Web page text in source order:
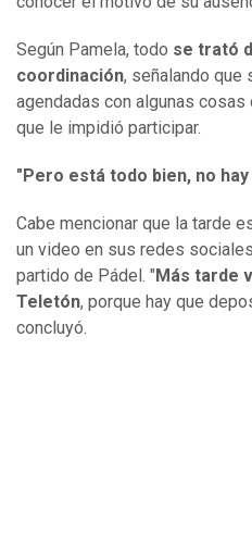
Según Pamela, todo se trató
coordinación, señalando que
agendadas con algunas
que le impidió participar.
"Pero está todo bien, no
Cabe mencionar que la tarde
un video en sus redes
partido de Pádel. " Más tarde
Teletón, porque hay que
concluyó.